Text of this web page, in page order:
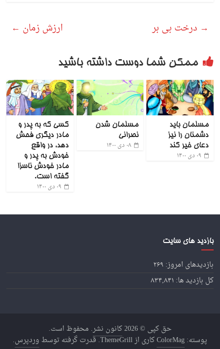
→ درخت بی بر ارزش زمان ←
ممکن شما دوست داشته باشید
مسلمان باید
دشمنان را نیز
دعای خیر کند
۰۹ دی ۱۴۰۰
مسلمان شدن
نصرانی
۰۸ دی ۱۴۰۰
کسی که به پدر و
مادر دیگری فحش
دهد، در واقع
خودش به پدر و
مادر خودش ناسزا
گفته است.
۰۹ دی ۱۴۰۰
بازدید های سایت
بازدیدهای امروز: ۲۶۹
کل بازدید ها: ۸۳۴,۸۴۱
حق کپی © 2026 کانون نشر. محفوظ است.
پوسته:ColorMagکاری از ThemeGrill. قدرت گرفته توسط وردپرس.